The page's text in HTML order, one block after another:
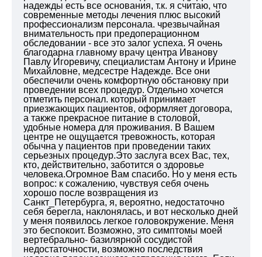
надежды есть все основания, т.к. я считаю, что
современные методы лечения плюс высокий
профессионализм персонала. чрезвычайная
внимательность при предоперационном
обследовании - все это залог успеха. Я очень
благодарна главному врачу центра Иванову
Павлу Игоревичу, специалистам Антону и Ирине
Михайловне, медсестре Надежде. Все они
обеспечили очень комфортную обстановку при
проведении всех процедур. Отдельно хочется
отметить персонал. который принимает
приезжающих пациентов, оформляет договора,
а также прекрасное питание в столовой,
удобные номера для проживания. В Вашем
центре не ощущается тревожность, которая
обычна у пациентов при проведении таких
серьезных процедур.Это заслуга всех Вас, тех,
кто, действительно, заботится о здоровье
человека.Огромное Вам спасибо. Но у меня есть
вопрос: к сожалению, чувствуя себя очень
хорошо после возвращения из
Санкт_Петербурга, я, вероятно, недостаточно
себя берегла, наклонялась, и вот несколько дней
у меня появилось легкое головокружение. Меня
это беспокоит. Возможно, это симптомы моей
вертебрально- базилярной сосудистой
недостаточности, возможно последствия